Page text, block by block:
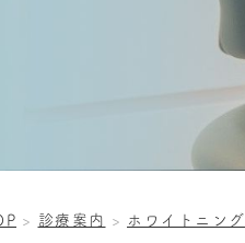
診療案内 ホワイトニング